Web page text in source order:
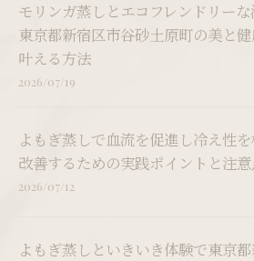
モリンガ蒸しとエコフレンドリー
東京都新宿区市谷砂土原町の美と
叶える方法
2026/07/19
よもぎ蒸しで血流を促進し冷え性
改善するための実践ポイントと注意
2026/07/12
よもぎ蒸しといきいき体験で東京